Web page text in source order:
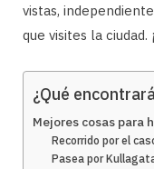
vistas,
que visites la ciudad.
¿Qué
Mejores cosas para
Recorrido por el
Pasea por